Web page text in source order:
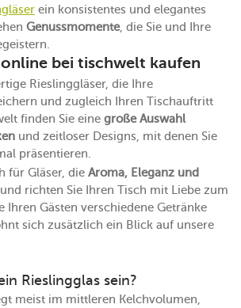
ein konsistentes und elegantes
Genussmomente, die Sie und Ihre
online bei tischwelt kaufen
Rieslinggläser, die Ihre
und zugleich Ihren Tischauftritt
finden Sie eine große Auswahl
und zeitloser Designs, mit denen Sie
präsentieren.
für Gläser, die Aroma, Eleganz und
richten Sie Ihren Tisch mit Liebe zum
Ihren Gästen verschiedene Getränke
sich zusätzlich ein Blick auf unsere
Rieslingglas sein?
meist im mittleren Kelchvolumen,